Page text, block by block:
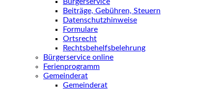
Bürgerservice
Beiträge, Gebühren, Steuern
Datenschutzhinweise
Formulare
Ortsrecht
Rechtsbehelfsbelehrung
Bürgerservice online
Ferienprogramm
Gemeinderat
Gemeinderat